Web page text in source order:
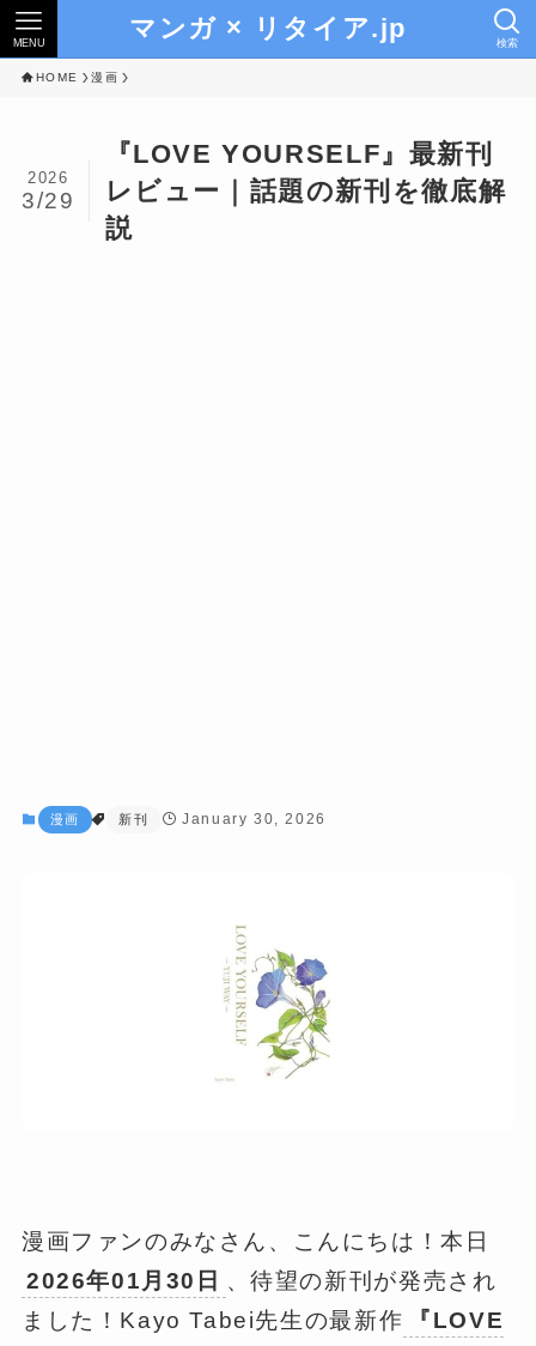
マンガ × リタイア.jp 検索
MENU
HOME 漫画
『LOVE YOURSELF』最新刊
レビュー｜話題の新刊を徹底解
説
2026
3/29
漫画 新刊 January 30, 2026
漫画ファンのみなさん、こんにちは！本日
2026年01月30日 、待望の新刊が発売され
ました！Kayo Tabei先生の最新作
『LOVE